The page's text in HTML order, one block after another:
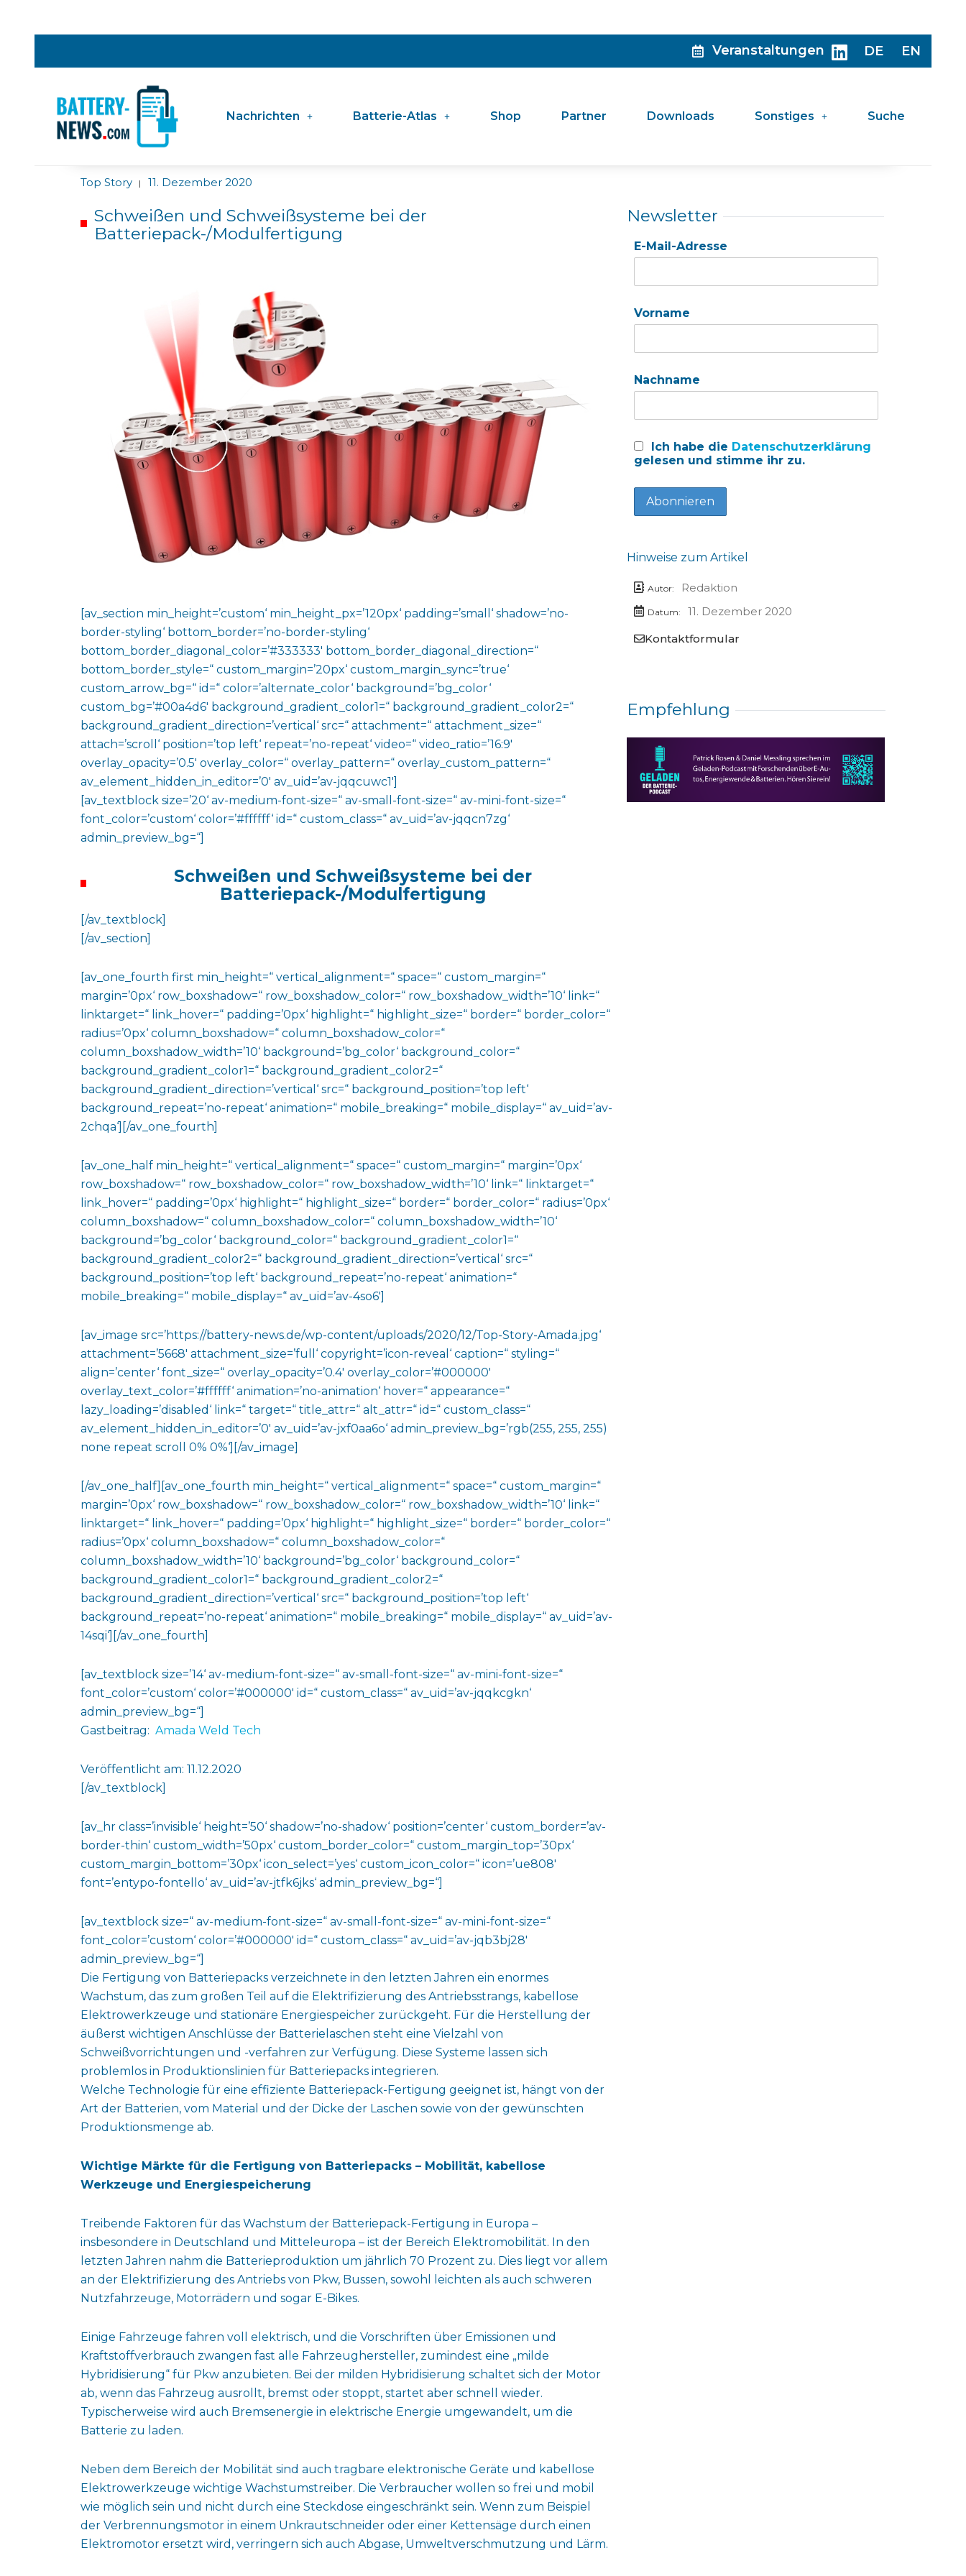
Veranstaltungen DE EN
Nachrichten Batterie-Atlas Shop Partner Downloads Sonstiges Suche
Top Story | 11. Dezember 2020
Schweißen und Schweißsysteme bei der
Batteriepack-/Modulfertigung
[av_section min_height=’custom‘ min_height_px=’120px‘ padding=’small‘ shadow=’no-
border-styling‘ bottom_border=’no-border-styling‘
bottom_border_diagonal_color=’#333333′ bottom_border_diagonal_direction=“
bottom_border_style=“ custom_margin=’20px‘ custom_margin_sync=’true‘
custom_arrow_bg=“ id=“ color=’alternate_color‘ background=’bg_color‘
custom_bg=’#00a4d6′ background_gradient_color1=“ background_gradient_color2=“
background_gradient_direction=’vertical‘ src=“ attachment=“ attachment_size=“
attach=’scroll‘ position=’top left‘ repeat=’no-repeat‘ video=“ video_ratio=’16:9′
overlay_opacity=’0.5′ overlay_color=“ overlay_pattern=“ overlay_custom_pattern=“
av_element_hidden_in_editor=’0′ av_uid=’av-jqqcuwc1′]
[av_textblock size=’20‘ av-medium-font-size=“ av-small-font-size=“ av-mini-font-size=“
font_color=’custom‘ color=’#ffffff‘ id=“ custom_class=“ av_uid=’av-jqqcn7zg‘
admin_preview_bg=“]
Schweißen und Schweißsysteme bei der
Batteriepack-/Modulfertigung
[/av_textblock]
[/av_section]
[av_one_fourth first min_height=“ vertical_alignment=“ space=“ custom_margin=“
margin=’0px‘ row_boxshadow=“ row_boxshadow_color=“ row_boxshadow_width=’10‘ link=“
linktarget=“ link_hover=“ padding=’0px‘ highlight=“ highlight_size=“ border=“ border_color=“
radius=’0px‘ column_boxshadow=“ column_boxshadow_color=“
column_boxshadow_width=’10‘ background=’bg_color‘ background_color=“
background_gradient_color1=“ background_gradient_color2=“
background_gradient_direction=’vertical‘ src=“ background_position=’top left‘
background_repeat=’no-repeat‘ animation=“ mobile_breaking=“ mobile_display=“ av_uid=’av-
2chqa‘][/av_one_fourth]
[av_one_half min_height=“ vertical_alignment=“ space=“ custom_margin=“ margin=’0px‘
row_boxshadow=“ row_boxshadow_color=“ row_boxshadow_width=’10‘ link=“ linktarget=“
link_hover=“ padding=’0px‘ highlight=“ highlight_size=“ border=“ border_color=“ radius=’0px‘
column_boxshadow=“ column_boxshadow_color=“ column_boxshadow_width=’10‘
background=’bg_color‘ background_color=“ background_gradient_color1=“
background_gradient_color2=“ background_gradient_direction=’vertical‘ src=“
background_position=’top left‘ background_repeat=’no-repeat‘ animation=“
mobile_breaking=“ mobile_display=“ av_uid=’av-4so6′]
[av_image src=’https://battery-news.de/wp-content/uploads/2020/12/Top-Story-Amada.jpg‘
attachment=’5668′ attachment_size=’full‘ copyright=’icon-reveal‘ caption=“ styling=“
align=’center‘ font_size=“ overlay_opacity=’0.4′ overlay_color=’#000000′
overlay_text_color=’#ffffff‘ animation=’no-animation‘ hover=“ appearance=“
lazy_loading=’disabled‘ link=“ target=“ title_attr=“ alt_attr=“ id=“ custom_class=“
av_element_hidden_in_editor=’0′ av_uid=’av-jxf0aa6o‘ admin_preview_bg=’rgb(255, 255, 255)
none repeat scroll 0% 0%‘][/av_image]
[/av_one_half][av_one_fourth min_height=“ vertical_alignment=“ space=“ custom_margin=“
margin=’0px‘ row_boxshadow=“ row_boxshadow_color=“ row_boxshadow_width=’10‘ link=“
linktarget=“ link_hover=“ padding=’0px‘ highlight=“ highlight_size=“ border=“ border_color=“
radius=’0px‘ column_boxshadow=“ column_boxshadow_color=“
column_boxshadow_width=’10‘ background=’bg_color‘ background_color=“
background_gradient_color1=“ background_gradient_color2=“
background_gradient_direction=’vertical‘ src=“ background_position=’top left‘
background_repeat=’no-repeat‘ animation=“ mobile_breaking=“ mobile_display=“ av_uid=’av-
14sqi‘][/av_one_fourth]
[av_textblock size=’14‘ av-medium-font-size=“ av-small-font-size=“ av-mini-font-size=“
font_color=’custom‘ color=’#000000′ id=“ custom_class=“ av_uid=’av-jqqkcgkn‘
admin_preview_bg=“]
Gastbeitrag: Amada Weld Tech
Veröffentlicht am: 11.12.2020
[/av_textblock]
[av_hr class=’invisible‘ height=’50‘ shadow=’no-shadow‘ position=’center‘ custom_border=’av-
border-thin‘ custom_width=’50px‘ custom_border_color=“ custom_margin_top=’30px‘
custom_margin_bottom=’30px‘ icon_select=’yes‘ custom_icon_color=“ icon=’ue808′
font=’entypo-fontello‘ av_uid=’av-jtfk6jks‘ admin_preview_bg=“]
[av_textblock size=“ av-medium-font-size=“ av-small-font-size=“ av-mini-font-size=“
font_color=’custom‘ color=’#000000′ id=“ custom_class=“ av_uid=’av-jqb3bj28′
admin_preview_bg=“]
Die Fertigung von Batteriepacks verzeichnete in den letzten Jahren ein enormes
Wachstum, das zum großen Teil auf die Elektrifizierung des Antriebsstrangs, kabellose
Elektrowerkzeuge und stationäre Energiespeicher zurückgeht. Für die Herstellung der
äußerst wichtigen Anschlüsse der Batterielaschen steht eine Vielzahl von
Schweißvorrichtungen und -verfahren zur Verfügung. Diese Systeme lassen sich
problemlos in Produktionslinien für Batteriepacks integrieren.
Welche Technologie für eine effiziente Batteriepack-Fertigung geeignet ist, hängt von der
Art der Batterien, vom Material und der Dicke der Laschen sowie von der gewünschten
Produktionsmenge ab.
Wichtige Märkte für die Fertigung von Batteriepacks – Mobilität, kabellose
Werkzeuge und Energiespeicherung
Treibende Faktoren für das Wachstum der Batteriepack-Fertigung in Europa –
insbesondere in Deutschland und Mitteleuropa – ist der Bereich Elektromobilität. In den
letzten Jahren nahm die Batterieproduktion um jährlich 70 Prozent zu. Dies liegt vor allem
an der Elektrifizierung des Antriebs von Pkw, Bussen, sowohl leichten als auch schweren
Nutzfahrzeuge, Motorrädern und sogar E-Bikes.
Einige Fahrzeuge fahren voll elektrisch, und die Vorschriften über Emissionen und
Kraftstoffverbrauch zwangen fast alle Fahrzeughersteller, zumindest eine „milde
Hybridisierung“ für Pkw anzubieten. Bei der milden Hybridisierung schaltet sich der Motor
ab, wenn das Fahrzeug ausrollt, bremst oder stoppt, startet aber schnell wieder.
Typischerweise wird auch Bremsenergie in elektrische Energie umgewandelt, um die
Batterie zu laden.
Neben dem Bereich der Mobilität sind auch tragbare elektronische Geräte und kabellose
Elektrowerkzeuge wichtige Wachstumstreiber. Die Verbraucher wollen so frei und mobil
wie möglich sein und nicht durch eine Steckdose eingeschränkt sein. Wenn zum Beispiel
der Verbrennungsmotor in einem Unkrautschneider oder einer Kettensäge durch einen
Elektromotor ersetzt wird, verringern sich auch Abgase, Umweltverschmutzung und Lärm.
Newsletter
E-Mail-Adresse
Vorname
Nachname
Ich habe die Datenschutzerklärung
gelesen und stimme ihr zu.
Hinweise zum Artikel
Autor: Redaktion
Datum:
11. Dezember 2020
Kontaktformular
Empfehlung